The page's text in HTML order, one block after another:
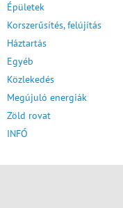
Épületek
Korszerűsítés, felújítás
Háztartás
Egyéb
Közlekedés
Megújuló energiák
Zöld rovat
INFÓ